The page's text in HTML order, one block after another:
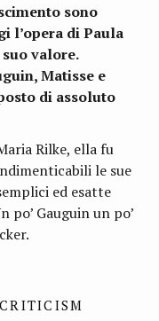
sono
l’opera di Paula
valore.
Matisse e
di assoluto
Rilke, ella fu
le sue
ed esatte
Gauguin un po’